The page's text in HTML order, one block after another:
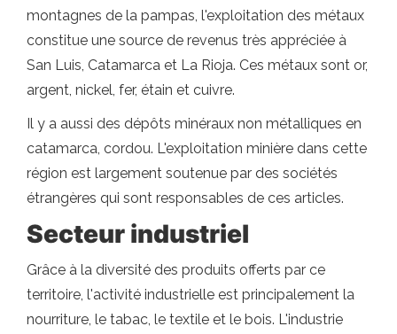
montagnes de la pampas, l'exploitation des métaux
constitue une source de revenus très appréciée à
San Luis, Catamarca et La Rioja. Ces métaux sont or,
argent, nickel, fer, étain et cuivre.
Il y a aussi des dépôts minéraux non métalliques en
catamarca, cordou. L'exploitation minière dans cette
région est largement soutenue par des sociétés
étrangères qui sont responsables de ces articles.
Secteur industriel
Grâce à la diversité des produits offerts par ce
territoire, l'activité industrielle est principalement la
nourriture, le tabac, le textile et le bois. L'industrie